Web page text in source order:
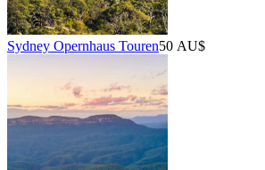
Sydney Opernhaus Touren50 AU$